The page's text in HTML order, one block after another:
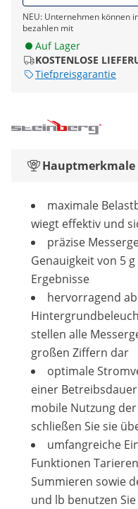
NEU: Unternehmen können
bezahlen mit
Auf Lager
KOSTENLOSE
Tiefpreisgarantie
Hauptmerkmale
maximale
wiegt effektiv und
präzise
Genauigkeit von 5
Ergebnisse
hervorragend
stellen alle
großen Ziffern dar
optimale
einer
mobile Nutzung
schließen Sie sie
umfangreiche
Funktionen
Summieren sowie
und lb benutzen